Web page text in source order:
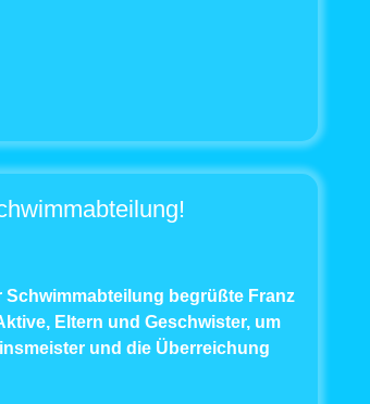
begrüßte Franz
Eltern und Geschwister, um
und die Überreichung